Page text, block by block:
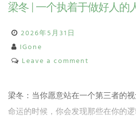
梁冬 | 一个执着于做好人的
2026年5月31日
IGone
Leave a comment
梁冬：当你愿意站在一个第三者的
命运的时候，你会发现那些在你的